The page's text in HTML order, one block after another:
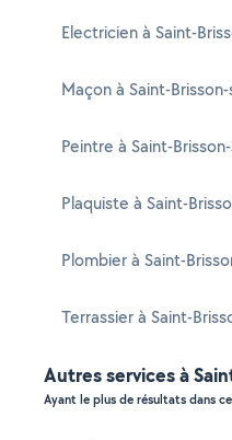
Electricien à Saint-
Maçon à Saint-
Peintre à Saint-
Plaquiste à Saint-
Plombier à Saint-
Terrassier à Saint-
Autres services à
Ayant le plus de résultats dans